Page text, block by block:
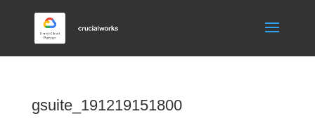
gsuite_191219151800